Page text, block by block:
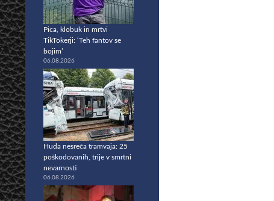
Pica, klobuk in mrtvi
TikTokerji: ‘Teh fantov se
bojim’
06.08.2026
Huda nesreča tramvaja: 25
poškodovanih, trije v smrtni
nevarnosti
06.08.2026